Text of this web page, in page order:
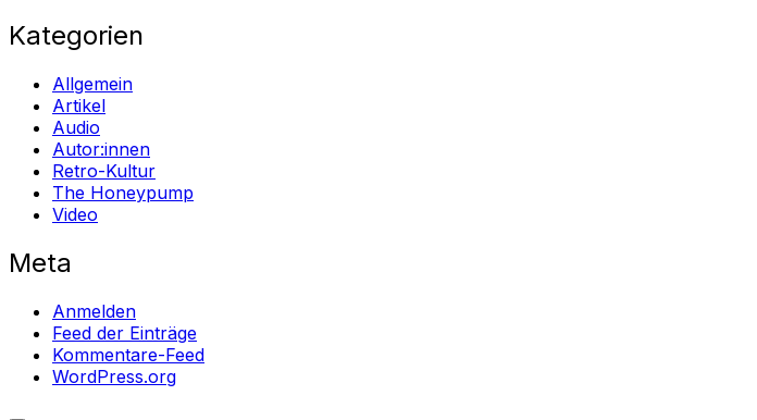
Kategorien
Allgemein
Artikel
Audio
Autor:innen
Retro-Kultur
The Honeypump
Video
Meta
Anmelden
Feed der Einträge
Kommentare-Feed
WordPress.org